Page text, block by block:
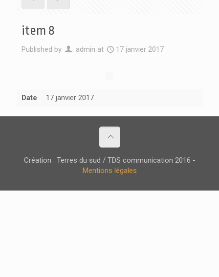
item 8
Published by admin at 17 janvier 2017
Date 17 janvier 2017
Création : Terres du sud / TDS communication 2016 -
Mentions légales